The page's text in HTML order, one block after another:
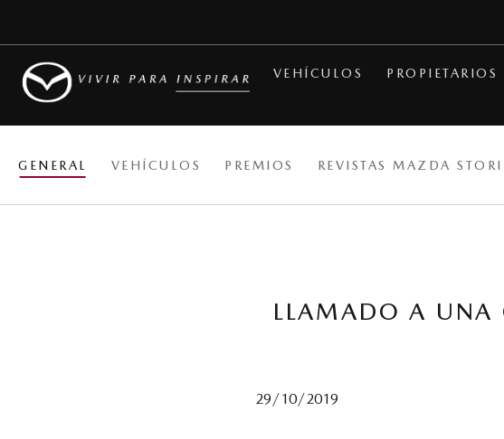
VEHÍCULOS PROPIETARIOS
GENERAL VEHÍCULOS PREMIOS REVISTAS MAZDA
LLAMADO A UNA
29/10/2019